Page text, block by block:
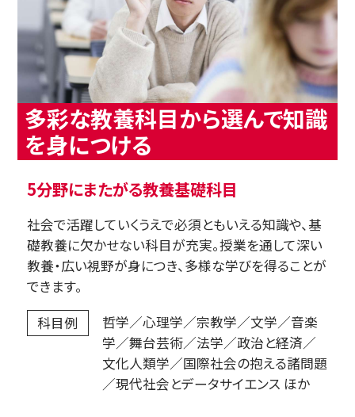
多彩な教養科目から選んで知識
を身につける
5分野にまたがる教養基礎科目
社会で活躍していくうえで必須ともいえる知識や、基
礎教養に欠かせない科目が充実。授業を通して深い
教養・広い視野が身につき、多様な学びを得ることが
できます。
科目例
哲学／心理学／宗教学／文学／音楽
学／舞台芸術／法学／政治と経済／
文化人類学／国際社会の抱える諸問題
／現代社会とデータサイエンス ほか